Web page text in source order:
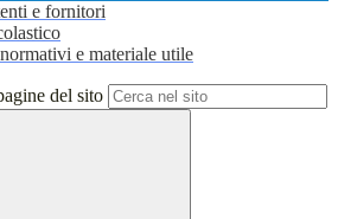
e fornitori
e materiale utile
del sito